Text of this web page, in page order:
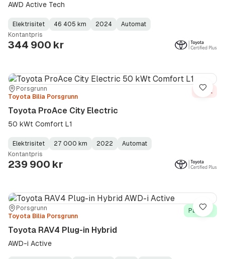
AWD Active Tech
Fuel
Type:
Elektrisitet
Kilometerstand:
46 405 km
Model
Year:
2024
Gearbox
Type:
Automat
Kontantpris
344 900 kr
Sted:Porsgrunn
Forhandler:
Toyota Bilia Porsgrunn
Solgt
Toyota ProAce City Electric
50 kWt Comfort L1
Fuel
Type:
Elektrisitet
Kilometerstand:
27 000 km
Model
Year:
2022
Gearbox
Type:
Automat
Kontantpris
239 900 kr
Lagre
Sted:Porsgrunn
Forhandler:
Toyota Bilia Porsgrunn
På lager
Toyota RAV4 Plug-in Hybrid
AWD-i Active
Lagre